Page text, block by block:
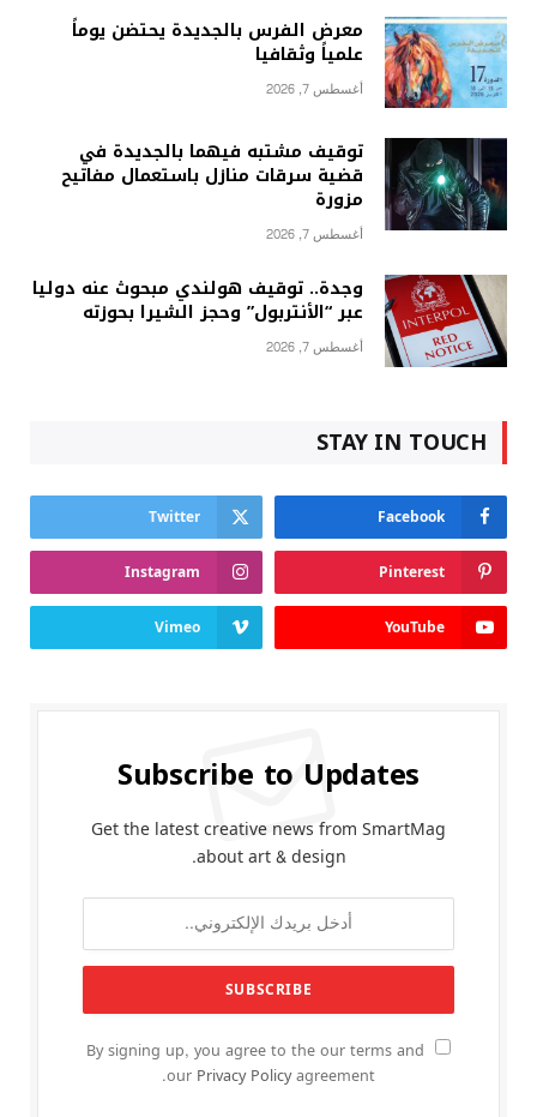
معرض الفرس بالجديدة يحتضن يوماً
علمياً وثقافيا
أغسطس 7, 2026
توقيف مشتبه فيهما بالجديدة في
قضية سرقات منازل باستعمال مفاتيح
مزورة
أغسطس 7, 2026
وجدة.. توقيف هولندي مبحوث عنه دوليا
عبر “الأنتربول” وحجز الشيرا بحوزته
أغسطس 7, 2026
STAY IN TOUCH
Facebook
Twitter
Pinterest
Instagram
YouTube
Vimeo
Subscribe to Updates
Get the latest creative news from SmartMag
about art & design.
By signing up, you agree to the our terms and
our Privacy Policyagreement.